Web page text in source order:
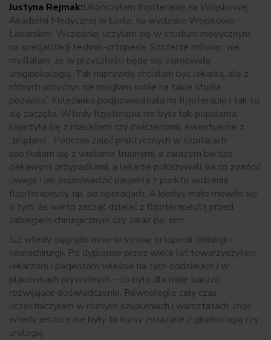
Justyna Rejmak:Ukończyłam fizjoterapię na Wojskowej
Akademii Medycznej w Łodzi, na wydziale Wojskowo-
Lekarskim. Wcześniej uczyłam się w studium medycznym
na specjalizacji technik-ortopeda. Szczerze mówiąc, nie
myślałam, że w przyszłości będę się zajmowała
uroginekologią. Tak naprawdę chciałam być lekarką, ale z
różnych przyczyn nie mogłam sobie na takie studia
pozwolić. Koleżanka podpowiedziała mi fizjoterapię i tak to
się zaczęło. Wtedy fizjoterapia nie była tak popularna,
kojarzyła się z masażami czy ćwiczeniami, ewentualnie z
„prądami”. Podczas zajęć praktycznych w szpitalach
spotkałam się z wieloma trudnymi, a zarazem bardzo
ciekawymi przypadkami, a lekarze pokazywali, na co zwrócić
uwagę i jak poprowadzić pacjenta z punktu widzenia
fizjoterapeuty, np. po operacjach. A kiedyś mało mówiło się
o tym, że warto zacząć działać z fizjoterapeutą przed
zabiegiem chirurgicznym czy zaraz po nim.
Już wtedy ciągnęło mnie w stronę ortopedii, chirurgii i
neurochirurgii. Po dyplomie przez wiele lat towarzyszyłam
lekarzom i pacjentom właśnie na tych oddziałach i w
placówkach prywatnych – to było dla mnie bardzo
rozwijające doświadczenie. Równolegle cały czas
uczestniczyłam w różnych szkoleniach i warsztatach, choć
wtedy jeszcze nie były to kursy związane z ginekologią czy
urologią.